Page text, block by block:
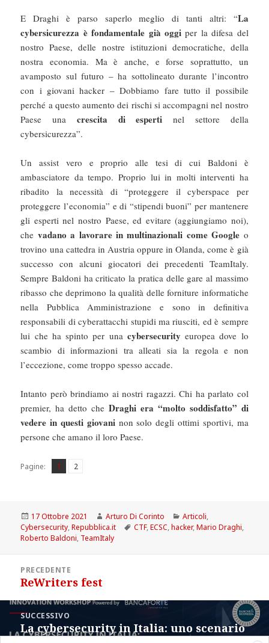
E Draghi è parso saperlo meglio di tanti altri: “La
cybersicurezza è fondamentale già oggi per la difesa del
nostro Paese, delle nostre istituzioni democratiche, della
nostra economia. Ma è anche, e forse soprattutto, un
avamposto sul futuro – ha sottolineato durante l’incontro
con i giovani hacker – Dobbiamo fare tutto il possibile
perché a questo aumento dei rischi si accompagni nel nostro
Paese una crescita di esperti nel settore della
cybersicurezza”.
Un assist vero e proprio alle tesi di cui Baldoni è
ambasciatore da tempo. Proprio lui in molti interventi ha
ribadito la necessità di “proteggere il cyberspace per
proteggere l’economia” e di “stipendi buoni” per mantenere
gli esperti nel nostro Paese, ed evitare (aggiungiamo noi),
che vadano a lavorare in multinazionali come Google o
trovino una cattedra in Austria oppure in Olanda, come è già
successo con alcuni giocatori dei precedenti TeamItaly.
Sempre Baldoni ha criticato la pratica delle gare al massimo
ribasso che deprimono la qualità delle forniture informatiche
nella Pubblica Amministrazione e sono in definitiva
responsabili di cyberattacchi stupidi ma riusciti, ed è sempre
lui che ha spinto per una cybersecurityeuropea dove lo
scambio di informazioni tra alleati sia la regola e non
l’eccezione, come troppo spesso accade.
Intanto però brindiamo ai nostri ragazzi. Chi ha parlato col
premier, ha detto che Draghi era “molto soddisfatto” di
vedere in questi giovaninon solo degli ottimi sportivi, ma
persone che amano il loro Paese.
Pagine: Pagina
1 ,
Pagina
2
Scritto
il
17 Ottobre 2021 Autore
Arturo Di Corinto Categorie
Articoli,
Cybersecurity,Repubblica.it Tag
CTF,ECSC,hacker,Mario Draghi,
Roberto Baldoni, TeamItaly
articoliPRECEDENTE
Articolo
ReWriters fest
SUCCESSIVO
Articolo
La cybersecurity in Italia: uno scenario